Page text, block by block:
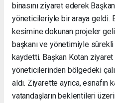
binasını ziyaret ederek
yöneticileriyle bir araya geldi.
kesimine dokunan projeler
başkanı ve yönetimiyle
kaydetti. Başkan Kotan ziyaret
yöneticilerinden bölgedeki
aldı. Ziyarette ayrıca, esnafın
vatandaşların beklentileri